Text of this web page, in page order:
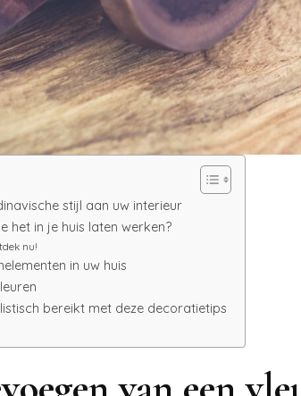
stijl aan uw interieur
het in je huis laten werken?
nu!
in uw huis
bereikt met deze decoratietips